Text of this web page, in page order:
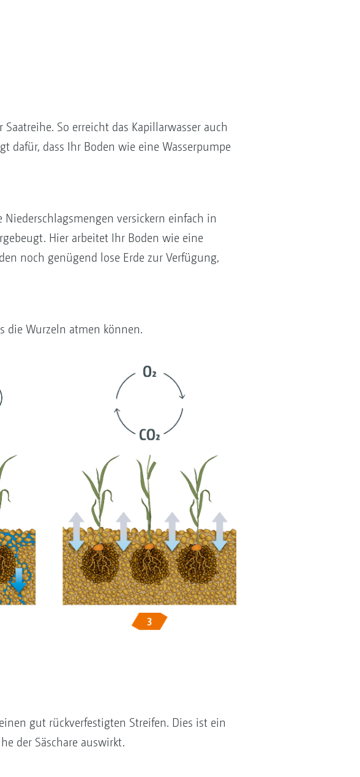
So erreicht das Kapillarwasser auch
dafür, dass Ihr Boden wie eine Wasserpumpe
versickern einfach in
Hier arbeitet Ihr Boden wie eine
noch genügend lose Erde zur Verfügung,
die Wurzeln atmen können.
gut rückverfestigten Streifen. Dies ist ein
der Säschare auswirkt.